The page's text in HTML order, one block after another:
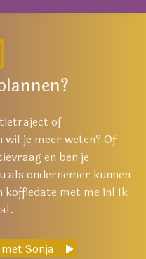
of
je meer weten? Of
en ben je
als ondernemer kunnen
koffiedate met me in! Ik
Sonja